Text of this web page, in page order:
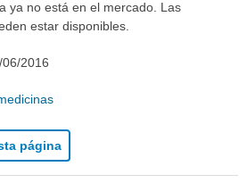
ya no está en el mercado. Las
estar disponibles.
06/2016
página